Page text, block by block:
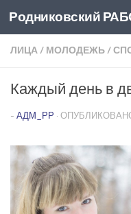
Перейти к
Родниковский
ЛИЦА/ МОЛОДЕЖЬ/
Каждый день в
- АДМ_РР ·